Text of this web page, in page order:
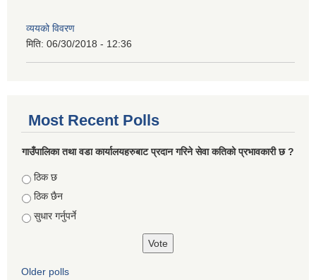
व्ययको विवरण
मिति: 06/30/2018 - 12:36
Most Recent Polls
गाउँपालिका तथा वडा कार्यालयहरुबाट प्रदान गरिने सेवा कतिको प्रभावकारी छ ?
Choices
ठिक छ
ठिक छैन
सुधार गर्नुपर्ने
Older polls